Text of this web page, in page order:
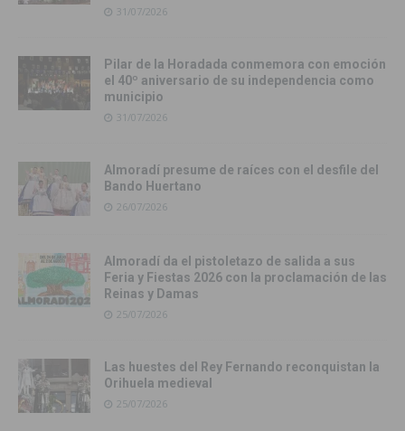
31/07/2026
Pilar de la Horadada conmemora con emoción
el 40º aniversario de su independencia como
municipio
31/07/2026
Almoradí presume de raíces con el desfile del
Bando Huertano
26/07/2026
Almoradí da el pistoletazo de salida a sus
Feria y Fiestas 2026 con la proclamación de las
Reinas y Damas
25/07/2026
Las huestes del Rey Fernando reconquistan la
Orihuela medieval
25/07/2026